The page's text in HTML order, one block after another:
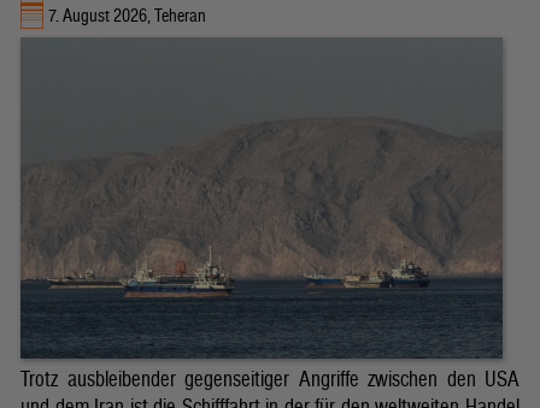
7. August 2026, Teheran
Trotz ausbleibender gegenseitiger Angriffe zwischen den USA